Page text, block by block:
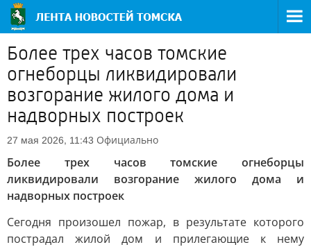
Более трех часов томские
огнеборцы ликвидировали
возгорание жилого дома и
надворных построек
27 мая 2026, 11:43 Официально
Более трех часов томские огнеборцы
ликвидировали возгорание жилого дома и
надворных построек
Сегодня произошел пожар, в результате которого
пострадал жилой дом и прилегающие к нему